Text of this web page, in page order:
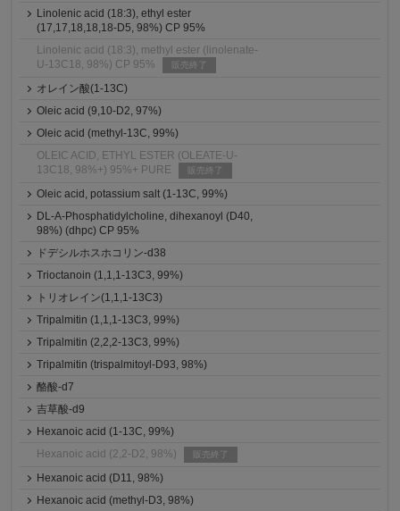
Linolenic acid (18:3), ethyl ester
(17,17,18,18,18-D5, 98%) CP 95%
Linolenic acid (18:3), methyl ester (linolenate-
U-13C18, 98%) CP 95%
販売終了
オレイン酸(1-13C)
Oleic acid (9,10-D2, 97%)
Oleic acid (methyl-13C, 99%)
OLEIC ACID, ETHYL ESTER (OLEATE-U-
13C18, 98%+) 95%+ PURE
販売終了
Oleic acid, potassium salt (1-13C, 99%)
DL-A-Phosphatidylcholine, dihexanoyl (D40,
98%) (dhpc) CP 95%
ドデシルホスホコリン-d38
Trioctanoin (1,1,1-13C3, 99%)
トリオレイン(1,1,1-13C3)
Tripalmitin (1,1,1-13C3, 99%)
Tripalmitin (2,2,2-13C3, 99%)
Tripalmitin (trispalmitoyl-D93, 98%)
酪酸-d7
吉草酸-d9
Hexanoic acid (1-13C, 99%)
Hexanoic acid (2,2-D2, 98%)
販売終了
Hexanoic acid (D11, 98%)
Hexanoic acid (methyl-D3, 98%)